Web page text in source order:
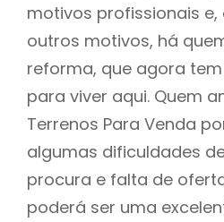
motivos profissionais
outros motivos, há
reforma, que agora
para viver aqui. Quem
Terrenos Para Venda
algumas dificuldades
procura e falta de
poderá ser uma